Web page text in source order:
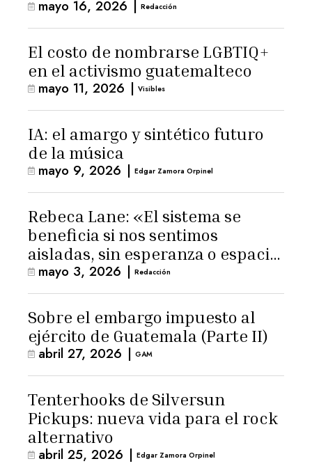
Latinoamérica
mayo 16, 2026 Redacción
El costo de nombrarse LGBTIQ+
en el activismo guatemalteco
mayo 11, 2026 | Visibles
IA: el amargo y sintético futuro
de la música
mayo 9, 2026 | Edgar Zamora Orpinel
Rebeca Lane: «El sistema se
beneficia si nos sentimos
aisladas, sin esperanza o espacio
para la ternura»
mayo 3, 2026 | Redacción
Sobre el embargo impuesto al
ejército de Guatemala (Parte II)
abril 27, 2026 | GAM
Tenterhooks de Silversun
Pickups: nueva vida para el rock
alternativo
abril 25, 2026 | Edgar Zamora Orpinel